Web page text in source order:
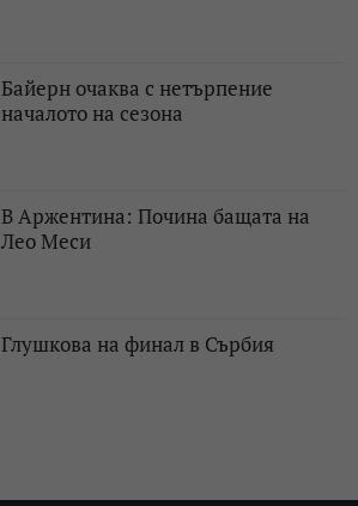
Байерн очаква с нетърпение
началото на сезона
В Аржентина: Почина бащата на
Лео Меси
Глушкова на финал в Сърбия